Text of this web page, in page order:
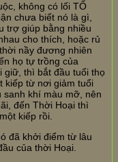
không có lối TỔ
chưa biết nó là gì,
trợ giúp bằng nhiều
cho thích, hoặc rủ
nầy đương nhiên
họ tự trồng của
giữ, thì bắt đầu tuổi thọ
kiếp từ nơi giảm tuổi
khí màu mỡ, nên
đến Thời Hoại thì
kiếp rồi.
đã khởi điểm từ lâu
của thời Hoại.